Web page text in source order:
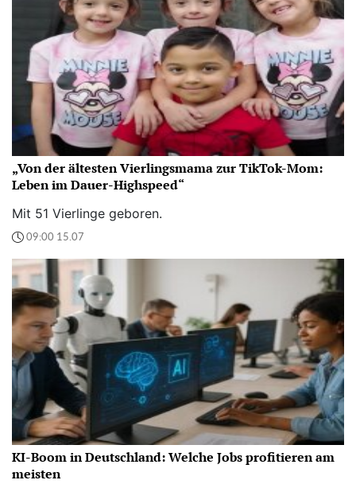
„Von der ältesten Vierlingsmama zur TikTok-Mom:
Leben im Dauer-Highspeed“
Mit 51 Vierlinge geboren.
09:00 15.07
KI-Boom in Deutschland: Welche Jobs profitieren am
meisten